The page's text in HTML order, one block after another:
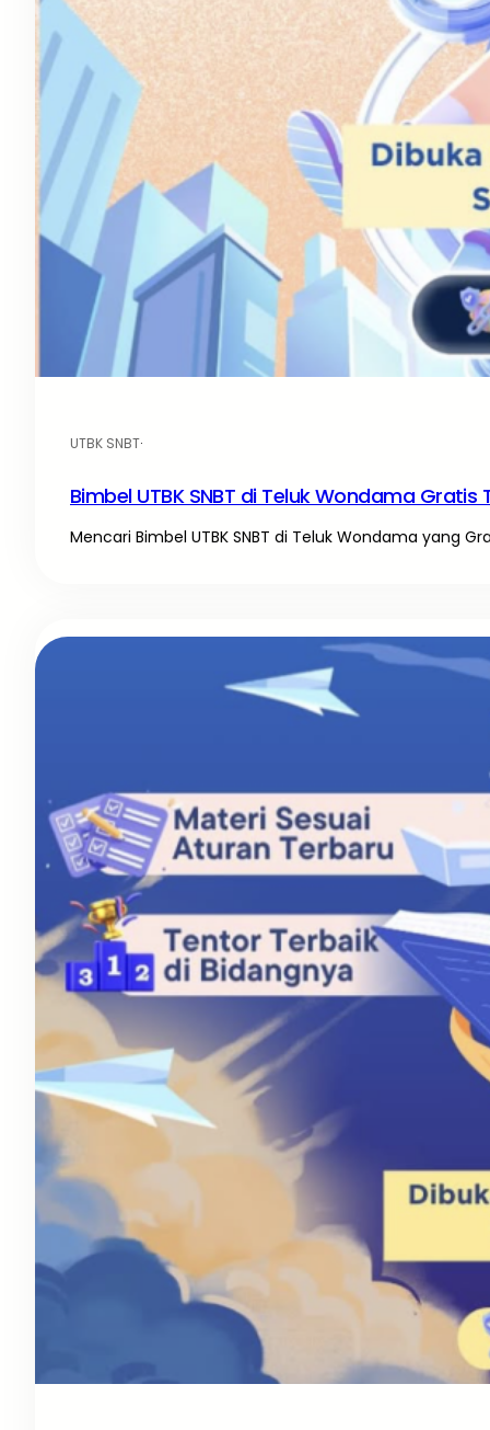
UTBK SNBT·
Bimbel UTBK SNBT di Teluk Wondama Gratis
Mencari Bimbel UTBK SNBT di Teluk Wondama yang